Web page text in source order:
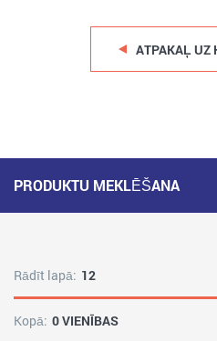
ATPAKAĻ UZ
PRODUKTU MEKLĒŠANA
Rādīt lapā: 12
Kopā: 0 VIENĪBAS